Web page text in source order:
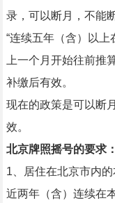
录，可以断月，不能
“连续五年（含）以上
上一个月开始往前推
补缴后有效。
现在的政策是可以断
效。
北京牌照摇号的要求：
1、居住在北京市内
近两年（含）连续在